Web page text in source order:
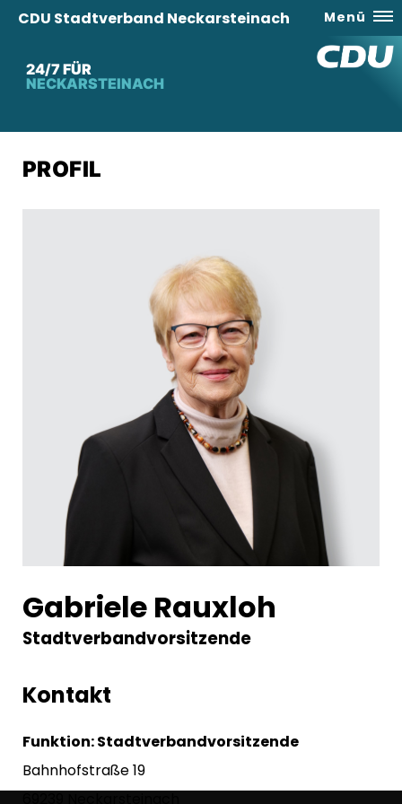
24/7 FÜR
NECKARSTEINACH
CDU Stadtverband Neckarsteinach Menü
PROFIL
Gabriele Rauxloh
Stadtverbandvorsitzende
Kontakt
Funktion: Stadtverbandvorsitzende
Bahnhofstraße 19